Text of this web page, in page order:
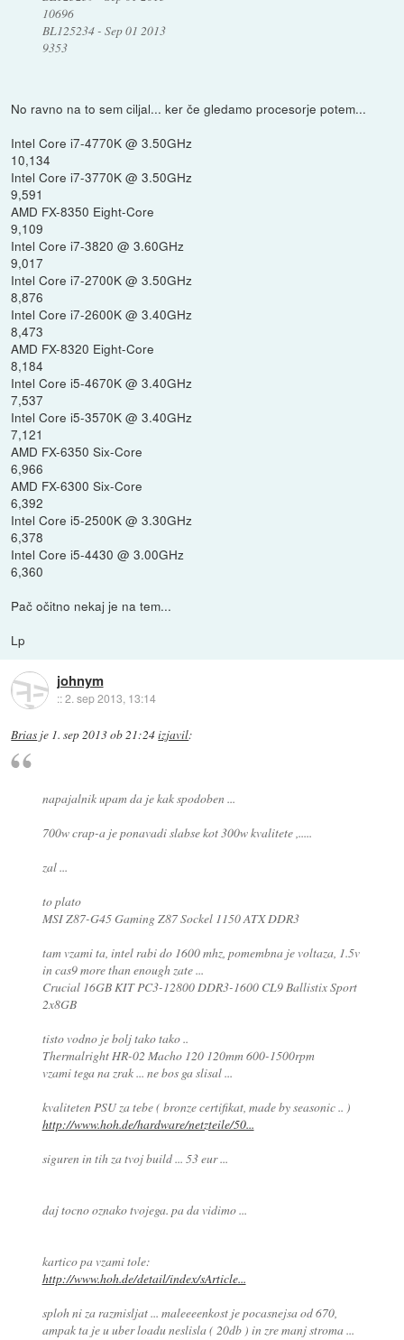
10696
BL125234 - Sep 01 2013
9353
No ravno na to sem ciljal... ker če gledamo procesorje potem...
Intel Core i7-4770K @ 3.50GHz
10,134
Intel Core i7-3770K @ 3.50GHz
9,591
AMD FX-8350 Eight-Core
9,109
Intel Core i7-3820 @ 3.60GHz
9,017
Intel Core i7-2700K @ 3.50GHz
8,876
Intel Core i7-2600K @ 3.40GHz
8,473
AMD FX-8320 Eight-Core
8,184
Intel Core i5-4670K @ 3.40GHz
7,537
Intel Core i5-3570K @ 3.40GHz
7,121
AMD FX-6350 Six-Core
6,966
AMD FX-6300 Six-Core
6,392
Intel Core i5-2500K @ 3.30GHz
6,378
Intel Core i5-4430 @ 3.00GHz
6,360
Pač očitno nekaj je na tem...
Lp
johnym
::2. sep 2013, 13:14
Brias je 1. sep 2013 ob 21:24izjavil:
napajalnik upam da je kak spodoben ...
700w crap-a je ponavadi slabse kot 300w kvalitete ,.....
zal ...
to plato
MSI Z87-G45 Gaming Z87 Sockel 1150 ATX DDR3
tam vzami ta, intel rabi do 1600 mhz, pomembna je voltaza, 1.5v
in cas9 more than enough zate ...
Crucial 16GB KIT PC3-12800 DDR3-1600 CL9 Ballistix Sport
2x8GB
tisto vodno je bolj tako tako ..
Thermalright HR-02 Macho 120 120mm 600-1500rpm
vzami tega na zrak ... ne bos ga slisal ...
kvaliteten PSU za tebe ( bronze certifikat, made by seasonic .. )
http://www.hoh.de/hardware/netzteile/50...
siguren in tih za tvoj build ... 53 eur ...
daj tocno oznako tvojega. pa da vidimo ...
kartico pa vzami tole:
http://www.hoh.de/detail/index/sArticle...
sploh ni za razmisljat ... maleeeenkost je pocasnejsa od 670,
ampak ta je u uber loadu neslisla ( 20db ) in zre manj stroma ...